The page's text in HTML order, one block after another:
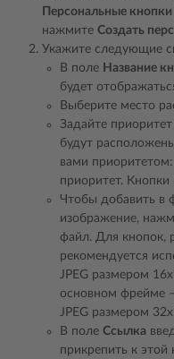
Персональные кнопки
нажмите Создать
Укажите следующие
В поле Название
будет
Выберите место
Задайте
будут
вами
приоритет. Кнопки
Чтобы добавить в
изображение,
файл. Для кнопок,
рекомендуется
JPEG размером
основном фрейме
JPEG размером
В поле Ссылка
прикрепить к этой